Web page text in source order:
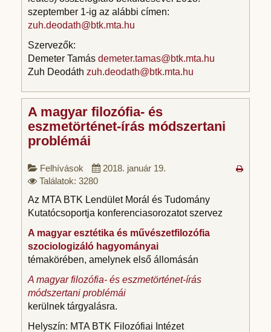
szeptember 1-ig az alábbi címen:
zuh.deodath@btk.mta.hu
Szervezők:
Demeter Tamás demeter.tamas@btk.mta.hu
Zuh Deodáth zuh.deodath@btk.mta.hu
A magyar filozófia- és
eszmetörténet-írás módszertani
problémái
Felhívások
2018. január 19.
Találatok: 3280
Az MTA BTK Lendület Morál és Tudomány
Kutatócsoportja konferenciasorozatot szervez
A magyar esztétika és művészetfilozófia
szociologizáló hagyományai
témakörében, amelynek első állomásán
A magyar filozófia- és eszmetörténet-írás
módszertani problémái
kerülnek tárgyalásra.
Helyszín: MTA BTK Filozófiai Intézet